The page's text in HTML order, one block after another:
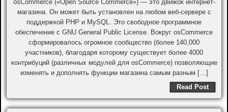
osCommerce («Open Source Commerce») — это движок интернет-
магазинa. Он может быть установлен на любом веб-сервере с
поддержкой PHP и MySQL. Это свободное программное
обеспечение с GNU General Public License. Вокруг osCommerce
сформировалось огромное сообщество (более 140,000
участников), благодаря которому существует более 4000
контрибуций (различных модулей для osСommerce) позволяющие
изменять и дополнять функции магазина самым разным […]
Read Post